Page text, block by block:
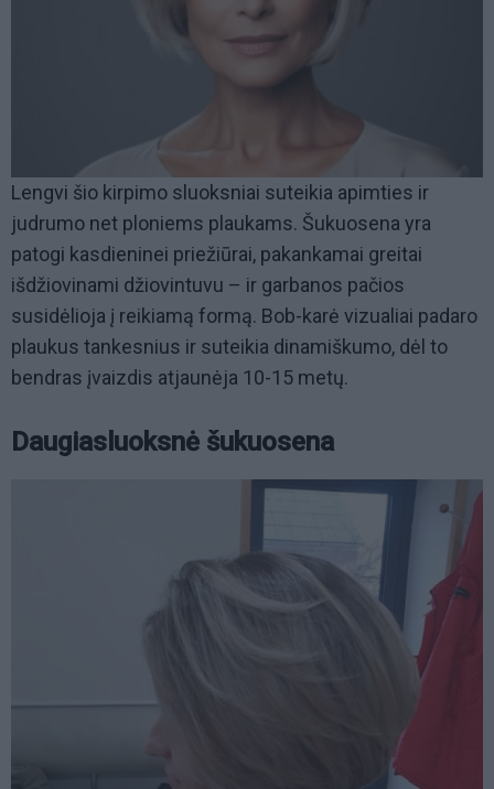
Lengvi šio kirpimo sluoksniai suteikia apimties ir
judrumo net ploniems plaukams. Šukuosena yra
patogi kasdieninei priežiūrai, pakankamai greitai
išdžiovinami džiovintuvu – ir garbanos pačios
susidėlioja į reikiamą formą. Bob-karė vizualiai padaro
plaukus tankesnius ir suteikia dinamiškumo, dėl to
bendras įvaizdis atjaunėja 10-15 metų.
Daugiasluoksnė šukuosena